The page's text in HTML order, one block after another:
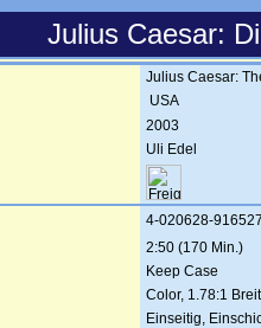
Julius Caesar:
Julius Caesar:
USA
2003
Uli Edel
4-020628-
2:50 (170 Min.)
Keep Case
Color, 1.78:1
Einseitig,